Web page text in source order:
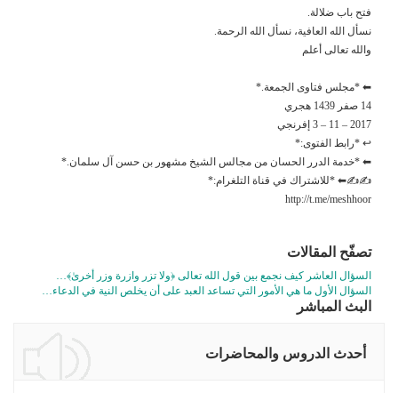
فتح باب ضلالة.
نسأل الله العافية، نسأل الله الرحمة.
والله تعالى أعلم
⬅ *مجلس فتاوى الجمعة.*
14 صفر 1439 هجري
2017 – 11 – 3 إفرنجي
↩ *رابط الفتوى:*
⬅ *خدمة الدرر الحسان من مجالس الشيخ مشهور بن حسن آل سلمان.*
✍✍⬅ *للاشتراك في قناة التلغرام:*
http://t.me/meshhoor
تصفّح المقالات
السؤال العاشر كيف نجمع بين قول الله تعالى ﴿ولا تزر وازرة وزر أخرىٰ﴾…
السؤال الأول ما هي الأمور التي تساعد العبد على أن يخلص النية في الدعاء…
البث المباشر
أحدث الدروس والمحاضرات